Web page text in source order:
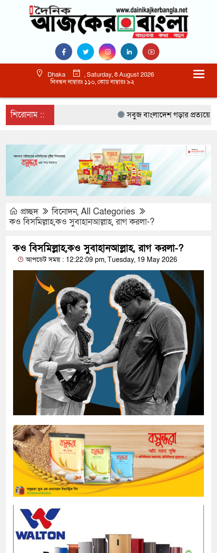
Dhaka
, Saturday, 8 August 2026
নিবন্ধন নাম্বারঃ ১১০, কোড নাম্বারঃ ৯২
শিরোনাম :: সবুজ বাংলাদেশ গড়ার প্রত্যয়ে
প্রচ্ছদ বিনোদন, All Categories
কও বিসমিল্লাহ,কও সুবাহানআল্লাহ, রাগ করলা-?
কও বিসমিল্লাহ,কও সুবাহানআল্লাহ, রাগ করলা-?
আপডেট সময় : 12:22:09 pm, Tuesday, 19 May 2026